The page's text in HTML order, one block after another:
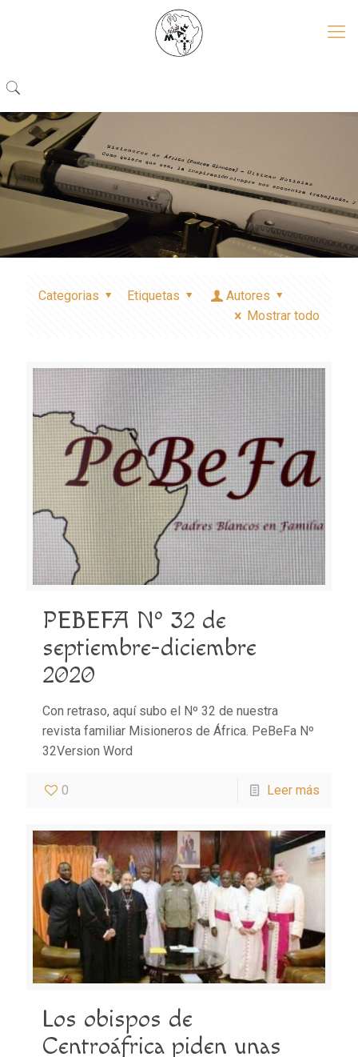
Categorias Etiquetas
Autores
Mostrar todo
PEBEFA Nº 32 de
septiembre-diciembre
2020
Con retraso, aquí subo el Nº 32 de nuestra
revista familiar Misioneros de África. PeBeFa Nº
32Version Word
0 Leer más
Los obispos de
Centroáfrica piden unas